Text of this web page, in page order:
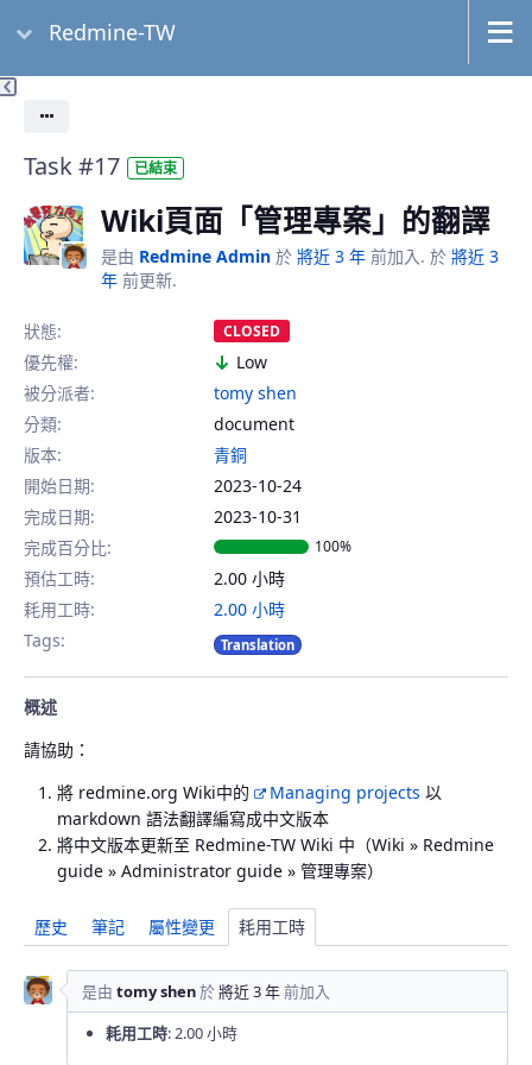
Redmine-TW
Task #17 已結束
Wiki頁面「管理專案」的翻譯
是由 Redmine Admin 於 將近 3 年 前加入. 於 將近 3
年 前更新.
狀態: CLOSED
優先權:
Low
被分派者:
tomy shen
分類:
document
版本:
青銅
開始日期:
2023-10-24
完成日期:
2023-10-31
完成百分比:
100%
預估工時:
2.00 小時
耗用工時:
2.00 小時
Tags:
Translation
概述
請協助：
將 redmine.org Wiki中的
Managing projects 以
markdown 語法翻譯編寫成中文版本
將中文版本更新至 Redmine-TW Wiki 中（Wiki » Redmine
guide » Administrator guide » 管理專案）
歷史 筆記 屬性變更 耗用工時
是由 tomy shen於將近 3 年前加入
耗用工時: 2.00 小時